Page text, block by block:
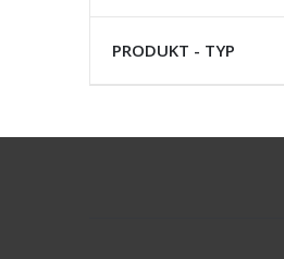
PRODUKT - TYP